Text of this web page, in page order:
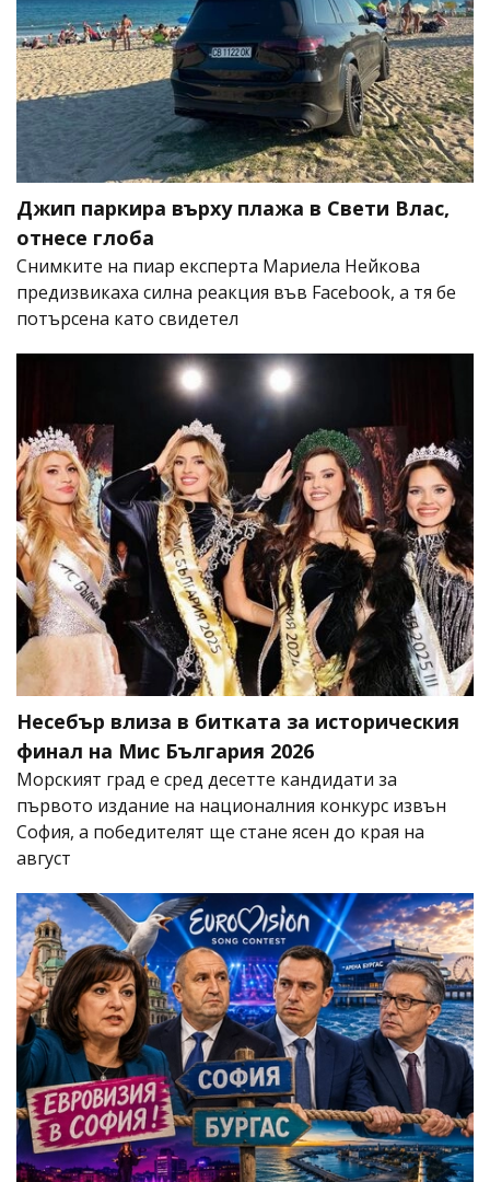
Джип паркира върху плажа в Свети Влас,
отнесе глоба
Снимките на пиар експерта Мариела Нейкова
предизвикаха силна реакция във Facebook, а тя бе
потърсена като свидетел
Несебър влиза в битката за историческия
финал на Мис България 2026
Морският град е сред десетте кандидати за
първото издание на националния конкурс извън
София, а победителят ще стане ясен до края на
август